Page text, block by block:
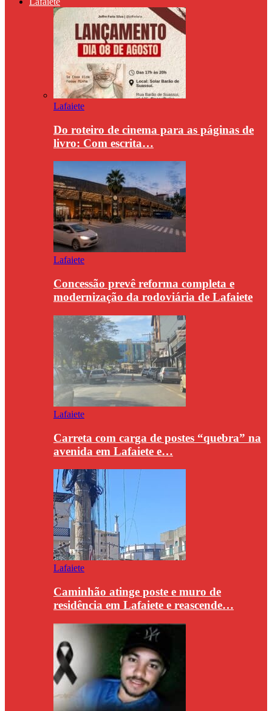
Lafaiete
Do roteiro de cinema para as páginas de
livro: Com escrita…
Lafaiete
Concessão prevê reforma completa e
modernização da rodoviária de Lafaiete
Lafaiete
Carreta com carga de postes “quebra” na
avenida em Lafaiete e…
Lafaiete
Caminhão atinge poste e muro de
residência em Lafaiete e reascende…